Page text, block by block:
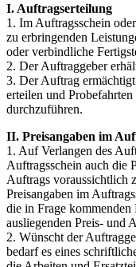
I. Auftragserteilung
1. Im Auftragsschein
zu erbringenden
oder verbindliche
2. Der Auftraggeber
3. Der Auftrag
erteilen und
durchzuführen.
II. Preisangaben im
1. Auf Verlangen des
Auftragsschein auch die
Auftrags voraussichtlich
Preisangaben im
die in Frage
ausliegenden Preis- und
2. Wünscht der
bedarf es eines